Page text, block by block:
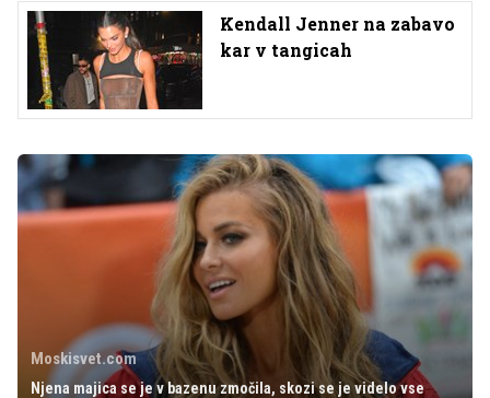
Kendall Jenner na zabavo
kar v tangicah
Moskisvet.com
Njena majica se je v bazenu zmočila, skozi se je videlo vse